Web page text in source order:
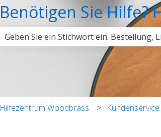
Benötigen Sie Hilfe?
Es gibt keine Vorschläge, da das
Hilfezentrum Woodbrass Kundenservice